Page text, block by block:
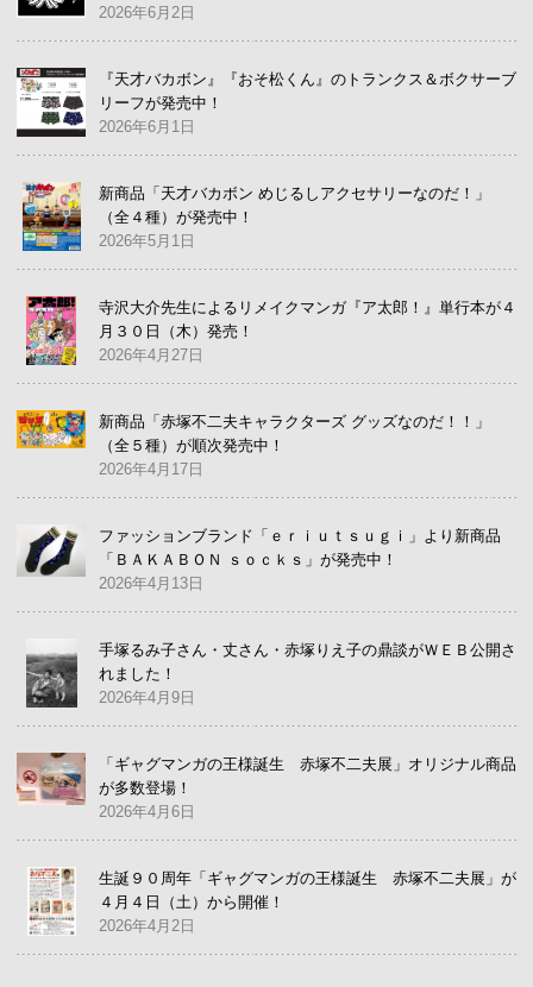
2026年6月2日
『天才バカボン』『おそ松くん』のトランクス＆ボクサーブ
リーフが発売中！
2026年6月1日
新商品「天才バカボン めじるしアクセサリーなのだ！」
（全４種）が発売中！
2026年5月1日
寺沢大介先生によるリメイクマンガ『ア太郎！』単行本が４
月３０日（木）発売！
2026年4月27日
新商品「赤塚不二夫キャラクターズ グッズなのだ！！」
（全５種）が順次発売中！
2026年4月17日
ファッションブランド「ｅｒｉｕｔｓｕｇｉ」より新商品
「ＢＡＫＡＢＯＮ ｓｏｃｋｓ」が発売中！
2026年4月13日
手塚るみ子さん・丈さん・赤塚りえ子の鼎談がＷＥＢ公開さ
れました！
2026年4月9日
「ギャグマンガの王様誕生 赤塚不二夫展」オリジナル商品
が多数登場！
2026年4月6日
生誕９０周年「ギャグマンガの王様誕生 赤塚不二夫展」が
４月４日（土）から開催！
2026年4月2日